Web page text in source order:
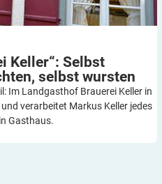
Keller“: Selbst
selbst wursten
Im Landgasthof Brauerei Keller in
verarbeitet Markus Keller jedes
Gasthaus.